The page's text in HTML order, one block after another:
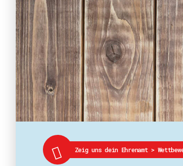
Zeig uns dein Ehrenamt >